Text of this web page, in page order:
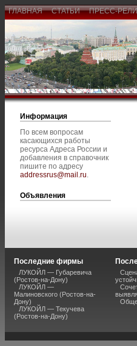
ГЛАВНАЯ СТАТЬИ ПРЕСС-
Информация
По всем вопросам
касающихся работы
ресурса Адреса России и
добавления в справочник
пишите по адресу
addressrus@mail.ru.
Объявления
Последние фирмы
ЛУКОЙЛ — Губаревича
(Ростов-на-Дону)
ЛУКОЙЛ —
Малиновского (Ростов-на-
Дону)
ЛУКОЙЛ — Текучева
(Ростов-на-Дону)